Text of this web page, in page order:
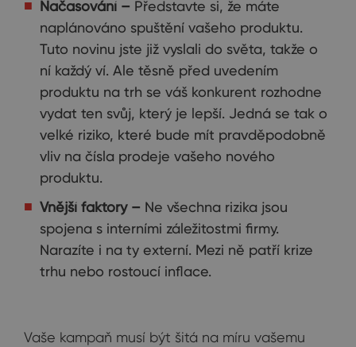
Načasování – Představte si, že máte
naplánováno spuštění vašeho produktu.
Tuto novinu jste již vyslali do světa, takže o
ní každý ví. Ale těsně před uvedením
produktu na trh se váš konkurent rozhodne
vydat ten svůj, který je lepší. Jedná se tak o
velké riziko, které bude mít pravděpodobně
vliv na čísla prodeje vašeho nového
produktu.
Vnější faktory – Ne všechna rizika jsou
spojena s interními záležitostmi firmy.
Narazíte i na ty externí. Mezi ně patří krize
trhu nebo rostoucí inflace.
Vaše kampaň musí být šitá na míru vašemu